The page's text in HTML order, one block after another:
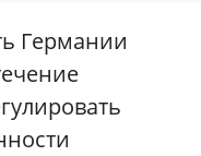
Германии